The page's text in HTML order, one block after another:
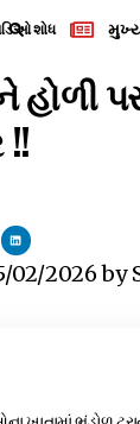
શોધ
હોળી
!!
02/2026by